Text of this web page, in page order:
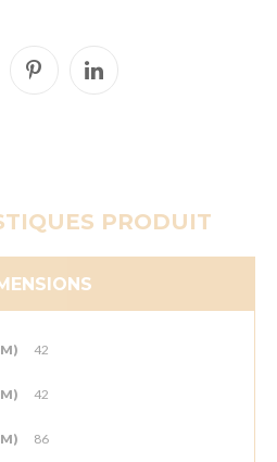
PRODUIT
42
42
86